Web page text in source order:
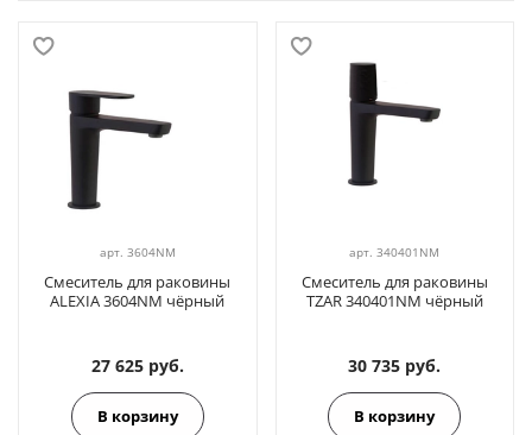
арт. 3604NM
Смеситель для раковины
ALEXIA 3604NM чёрный
27 625 руб.
В корзину
арт.340401NM
Смеситель для раковины
TZAR 340401NM чёрный
30 735 руб.
В корзину